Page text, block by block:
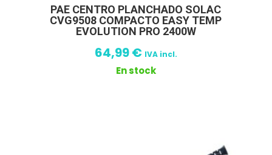
PAE CENTRO PLANCHADO SOLAC
CVG9508 COMPACTO EASY TEMP
EVOLUTION PRO 2400W
64,99€ IVA incl.
En stock